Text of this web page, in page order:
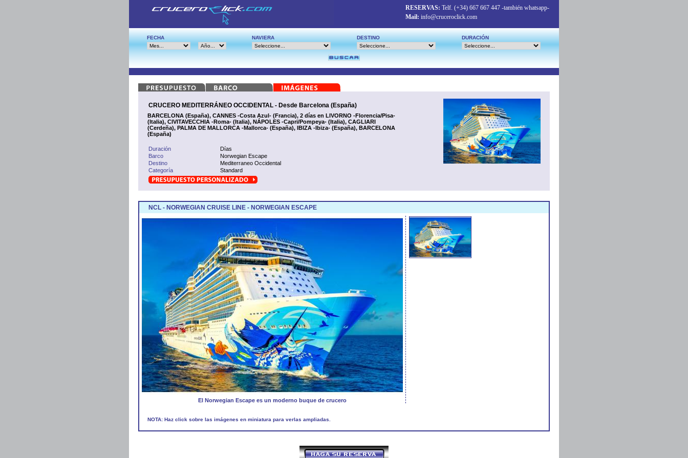
RESERVAS: Telf. (+34) 667 667 447 -también whatsapp-
Mail: info@cruceroclick.com
FECHA NAVIERA DESTINO DURACIÓN
CRUCERO MEDITERRÁNEO OCCIDENTAL - Desde Barcelona (España)
BARCELONA (España), CANNES -Costa Azul- (Francia), 2 días en LIVORNO -Florencia/Pisa-
(Italia), CIVITAVECCHIA -Roma- (Italia), NÁPOLES -Capri/Pompeya- (Italia), CAGLIARI
(Cerdeña), PALMA DE MALLORCA -Mallorca- (España), IBIZA -Ibiza- (España), BARCELONA
(España)
Duración
Días
Barco
Norwegian Escape
Destino
Mediterraneo Occidental
Categoría
Standard
NCL - NORWEGIAN CRUISE LINE - NORWEGIAN ESCAPE
El Norwegian Escape es un moderno buque de crucero
NOTA: Haz click sobre las imágenes en miniatura para verlas ampliadas.